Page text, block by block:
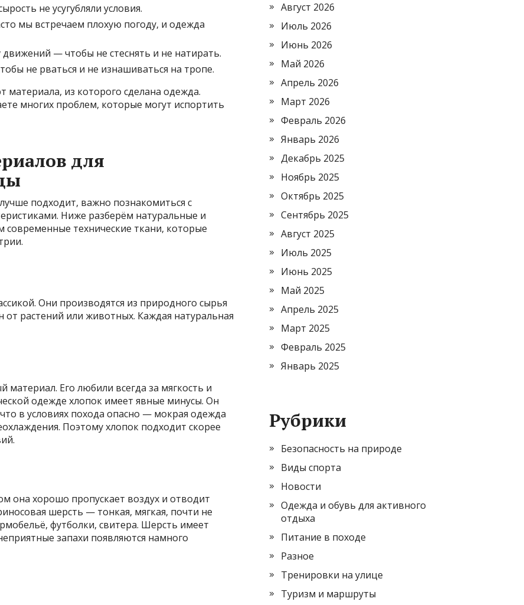
не усугубляли условия.
мы встречаем плохую погоду, и одежда
— чтобы не стеснять и не натирать.
не рваться и не изнашиваться на тропе.
материала, из которого сделана одежда.
многих проблем, которые могут испортить
для
подходит, важно познакомиться с
Ниже разберём натуральные и
современные технические ткани, которые
Они производятся из природного сырья
растений или животных. Каждая натуральная
Его любили всегда за мягкость и
одежде хлопок имеет явные минусы. Он
в условиях похода опасно — мокрая одежда
Поэтому хлопок подходит скорее
она хорошо пропускает воздух и отводит
шерсть — тонкая, мягкая, почти не
футболки, свитера. Шерсть имеет
запахи появляются намного
Август 2026
Июль 2026
Июнь 2026
Май 2026
Апрель 2026
Март 2026
Февраль 2026
Январь 2026
Декабрь 2025
Ноябрь 2025
Октябрь 2025
Сентябрь 2025
Август 2025
Июль 2025
Июнь 2025
Май 2025
Апрель 2025
Март 2025
Февраль 2025
Январь 2025
Рубрики
Безопасность на природе
Виды спорта
Новости
Одежда и обувь для активного
отдыха
Питание в походе
Разное
Тренировки на улице
Туризм и маршруты